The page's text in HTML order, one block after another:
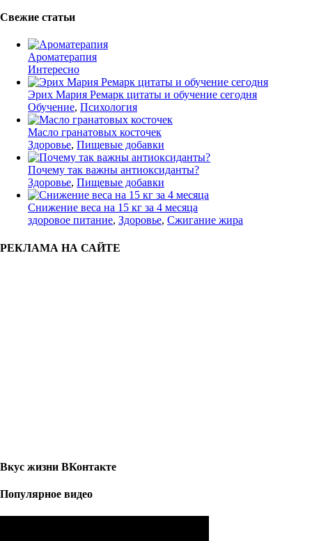
Свежие статьи
Ароматерапия
Интересно
Эрих Мария Ремарк цитаты и обучение сегодня
Обучение, Психология
Масло гранатовых косточек
Здоровье, Пищевые добавки
Почему так важны антиоксиданты?
Здоровье, Пищевые добавки
Снижение веса на 15 кг за 4 месяца
здоровое питание, Здоровье, Сжигание жира
РЕКЛАМА НА САЙТЕ
Вкус жизни ВКонтакте
Популярное видео